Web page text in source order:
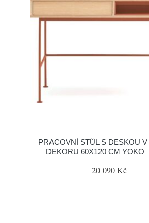
PRACOVNÍ STŮL S DESKOU
DEKORU 60X120 CM YOKO
20 090 Kč